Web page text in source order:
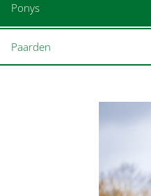
Ponys
Paarden